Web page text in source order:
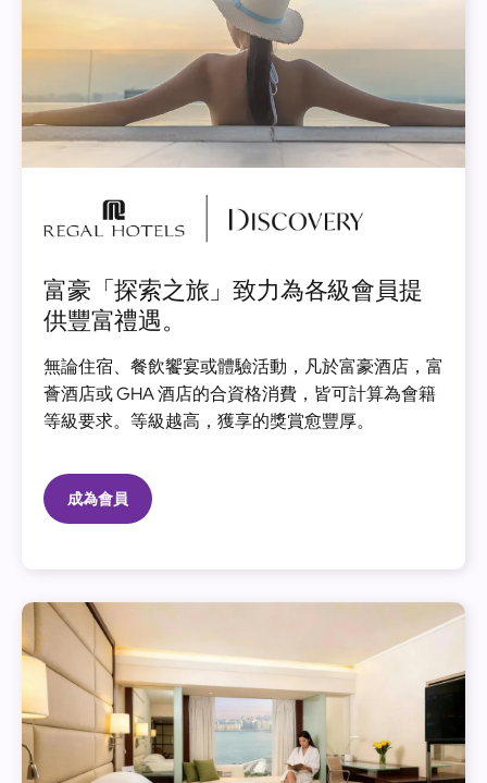
片
富豪「探索之旅」致力為各級會員提
供豐富禮遇。
無論住宿、餐飲饗宴或體驗活動，凡於富豪酒店，富
薈酒店或 GHA 酒店的合資格消費，皆可計算為會籍
等級要求。等級越高，獲享的獎賞愈豐厚。
成為會員